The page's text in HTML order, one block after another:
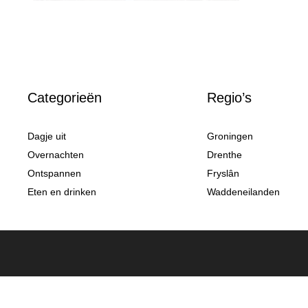
Categorieën
Dagje uit
Overnachten
Ontspannen
Eten en drinken
Regio’s
Groningen
Drenthe
Fryslân
Waddeneilanden